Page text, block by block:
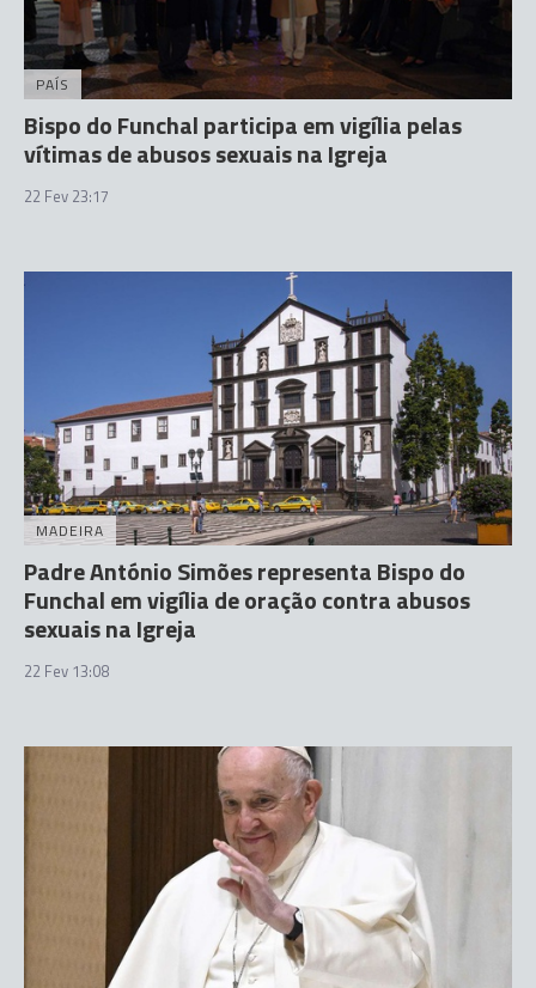
PAÍS
Bispo do Funchal participa em vigília pelas
vítimas de abusos sexuais na Igreja
22 Fev 23:17
MADEIRA
Padre António Simões representa Bispo do
Funchal em vigília de oração contra abusos
sexuais na Igreja
22 Fev 13:08